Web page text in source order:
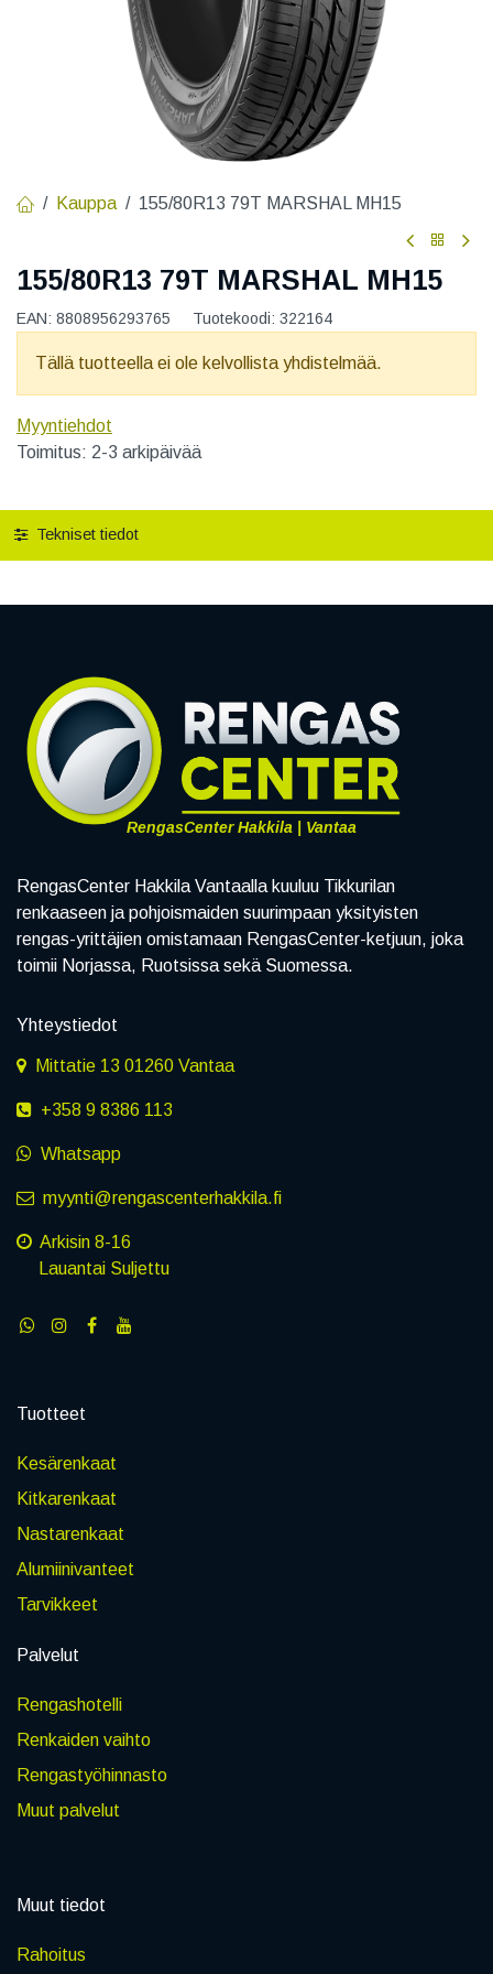
Kauppa 155/80R13 79T MARSHAL MH15
155/80R13 79T MARSHAL MH15
EAN: 8808956293765 Tuotekoodi: 322164
Tällä tuotteella ei ole kelvollista yhdistelmää.
Myyntiehdot
Toimitus: 2-3 arkipäivää
Tekniset tiedot
RengasCenter Hakkila | Vantaa
RengasCenter Hakkila Vantaalla kuuluu Tikkurilan
renkaaseen ja pohjoismaiden suurimpaan yksityisten
rengas-yrittäjien omistamaan RengasCenter-ketjuun, joka
toimii Norjassa, Ruotsissa sekä Suomessa.
Yhteystiedot
Mittatie 13 01260 Vantaa
+358 9 8386 113
Whatsapp
myynti@rengascenterhakkila.fi
Arkisin 8-16
Lauantai Suljettu
Tuotteet
Kesärenkaat
Kitkarenkaat
Nastarenkaat
Alumiinivanteet
Tarvikkeet
Palvelut
Rengashotelli
Renkaiden vaihto
Rengastyöhinnasto
Muut palvelut
Muut tiedot
Rahoitus